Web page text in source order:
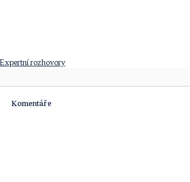
Expertní rozhovory
Komentáře